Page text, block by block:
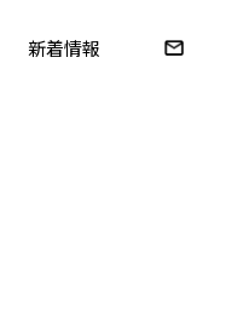
新着情報